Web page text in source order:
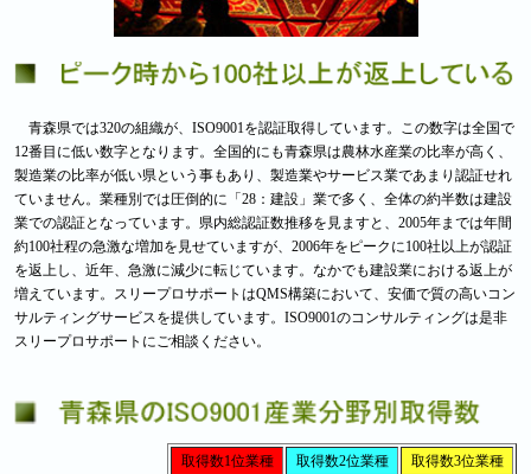
青森県では320の組織が、ISO9001を認証取得しています。この数字は全国で
12番目に低い数字となります。全国的にも青森県は農林水産業の比率が高く、
製造業の比率が低い県という事もあり、製造業やサービス業であまり認証せれ
ていません。業種別では圧倒的に「28：建設」業で多く、全体の約半数は建設
業での認証となっています。県内総認証数推移を見ますと、2005年までは年間
約100社程の急激な増加を見せていますが、2006年をピークに100社以上が認証
を返上し、近年、急激に減少に転じています。なかでも建設業における返上が
増えています。スリープロサポートはQMS構築において、安価で質の高いコン
サルティングサービスを提供しています。ISO9001のコンサルティングは是非
スリープロサポートにご相談ください。
取得数1位業種 取得数2位業種 取得数3位業種